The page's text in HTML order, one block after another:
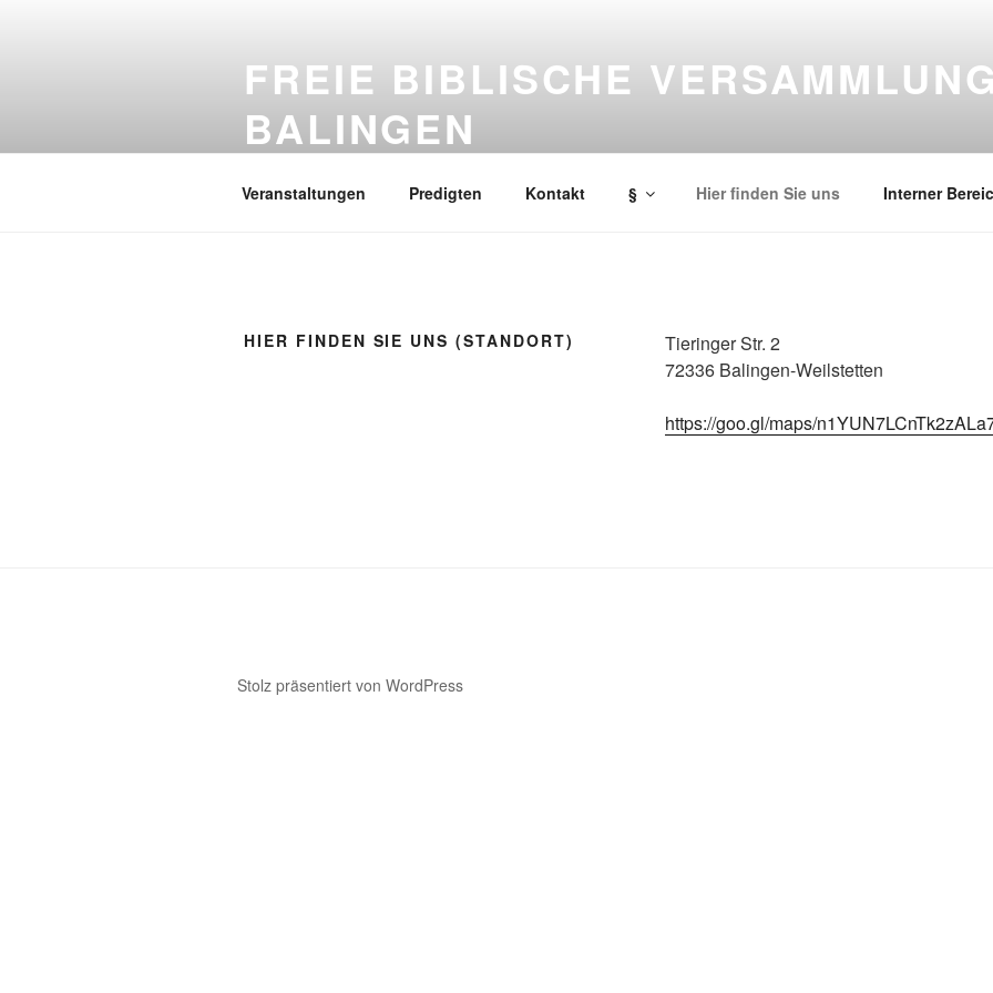
FREIE BIBLISCHE VERSAMMLUNG
BALINGEN
Veranstaltungen Predigten Kontakt § Hier finden Sie uns Interner
HIER FINDEN SIE UNS (STANDORT)
Tieringer Str. 2
72336 Balingen-Weilstetten
https://goo.gl/maps/
Stolz präsentiert von WordPress